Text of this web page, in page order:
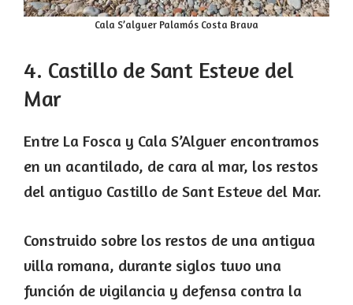
Cala S’alguer Palamós Costa Brava
4. Castillo de Sant Esteve del
Mar
Entre La Fosca y Cala S’Alguer encontramos
en un acantilado, de cara al mar, los restos
del antiguo Castillo de Sant Esteve del Mar.
Construido sobre los restos de una antigua
villa romana, durante siglos tuvo una
función de vigilancia y defensa contra la